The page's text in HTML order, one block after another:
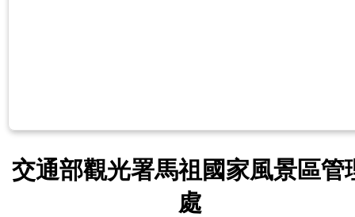
交通部觀光署馬祖國家風景區管
處